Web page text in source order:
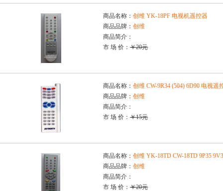
商品名称： 创维 YK-18PF 电视机遥控器
商品品牌： 创维
商品简介：
市 场 价： ￥20元
商品名称： 创维 CW-9R34 (504) 6D90 电视遥
商品品牌： 创维
商品简介：
市 场 价： ￥15元
商品名称： 创维 YK-18TD CW-18TD 9P35
商品品牌： 创维
商品简介：
市 场 价： ￥20元